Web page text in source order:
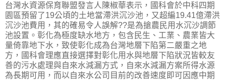
台灣水資源保育聯盟發言人陳椒華表示，國科會於中科四期
園區預留了19公頃的土地當滯洪沉沙池，又超編19.41億滯洪
沉沙池費用，其的確易令人誤解??是為搶農民用水沉沙調節
池設置。彰化為極度缺水地方，包含民生、工業、農業皆大
量倚靠地下水，致使彰化成為台灣地層下陷第二嚴重之地
方，國科會理應直接選擇對彰化用水與地層下陷狀況皆較友
善的污水處理與自來水減漏方式，自來水減漏方案所得水源
為長期可用，而以自來水公司目前的改善速度即可因應中期